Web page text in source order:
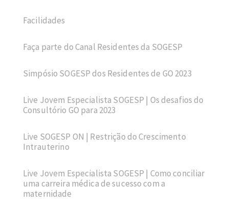
Facilidades
Faça parte do Canal Residentes da SOGESP
Simpósio SOGESP dos Residentes de GO 2023
Live Jovem Especialista SOGESP | Os desafios do
Consultório GO para 2023
Live SOGESP ON | Restrição do Crescimento
Intrauterino
Live Jovem Especialista SOGESP | Como conciliar
uma carreira médica de sucesso com a
maternidade